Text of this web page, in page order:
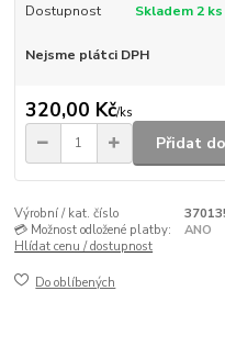
Dostupnost Skladem 2 ks
Nejsme plátci DPH
320,00 Kč/ks
Přidat
Výrobní / kat. číslo
💳 Možnost odložené platby:
ANO
Hlídat cenu / dostupnost
Do oblíbených